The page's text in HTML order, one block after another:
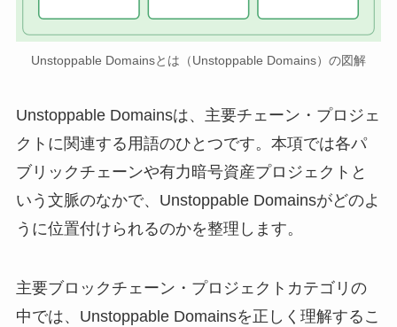
Unstoppable Domainsとは（Unstoppable Domains）の図解
Unstoppable Domainsは、主要チェーン・プロジェ
クトに関連する用語のひとつです。本項では各パ
ブリックチェーンや有力暗号資産プロジェクトと
いう文脈のなかで、Unstoppable Domainsがどのよ
うに位置付けられるのかを整理します。
主要ブロックチェーン・プロジェクトカテゴリの
中では、Unstoppable Domainsを正しく理解するこ